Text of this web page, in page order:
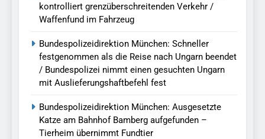
kontrolliert grenzüberschreitenden Verkehr /
Waffenfund im Fahrzeug
Bundespolizeidirektion München: Schneller
festgenommen als die Reise nach Ungarn beendet
/ Bundespolizei nimmt einen gesuchten Ungarn
mit Auslieferungshaftbefehl fest
Bundespolizeidirektion München: Ausgesetzte
Katze am Bahnhof Bamberg aufgefunden –
Tierheim übernimmt Fundtier